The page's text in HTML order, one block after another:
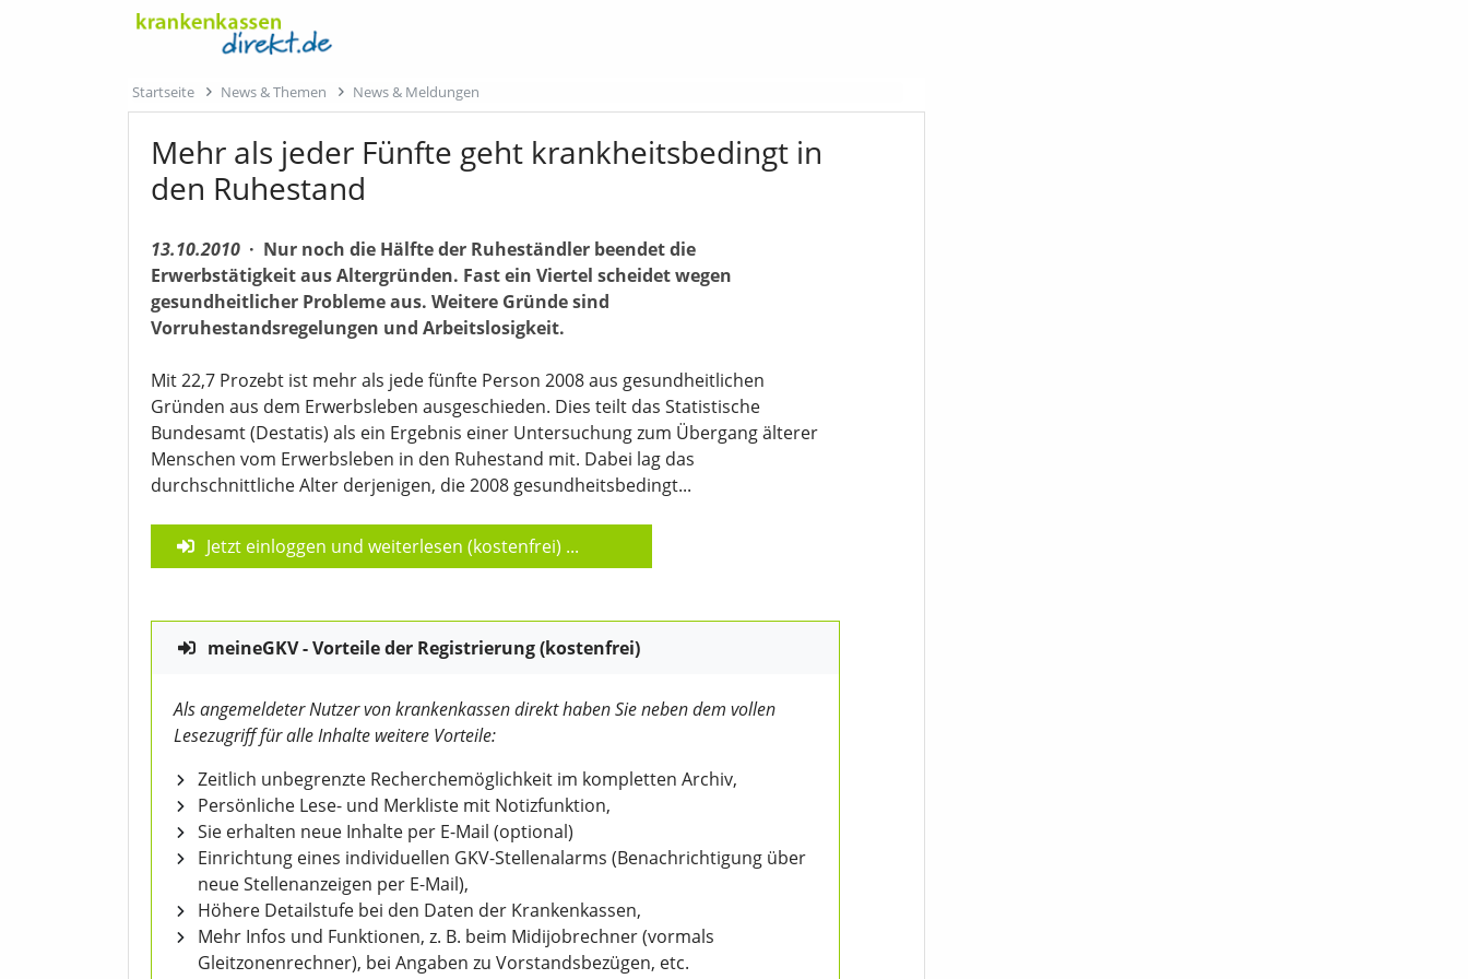
Startseite News & Themen News & Meldungen
Mehr als jeder Fünfte geht krankheitsbedingt in
den Ruhestand
13.10.2010 · Nur noch die Hälfte der Ruheständler beendet die
Erwerbstätigkeit aus Altergründen. Fast ein Viertel scheidet wegen
gesundheitlicher Probleme aus. Weitere Gründe sind
Vorruhestandsregelungen und Arbeitslosigkeit.
Mit 22,7 Prozebt ist mehr als jede fünfte Person 2008 aus gesundheitlichen
Gründen aus dem Erwerbsleben ausgeschieden. Dies teilt das Statistische
Bundesamt (Destatis) als ein Ergebnis einer Untersuchung zum Übergang älterer
Menschen vom Erwerbsleben in den Ruhestand mit. Dabei lag das
durchschnittliche Alter derjenigen, die 2008 gesundheitsbedingt...
Jetzt einloggen und weiterlesen (kostenfrei) ...
meineGKV - Vorteile der Registrierung (kostenfrei)
Als angemeldeter Nutzer von krankenkassen direkt haben Sie neben dem vollen
Lesezugriff für alle Inhalte weitere Vorteile:
Zeitlich unbegrenzte Recherchemöglichkeit im kompletten Archiv,
Persönliche Lese- und Merkliste mit Notizfunktion,
Sie erhalten neue Inhalte per E-Mail (optional)
Einrichtung eines individuellen GKV-Stellenalarms (Benachrichtigung über
neue Stellenanzeigen per E-Mail),
Höhere Detailstufe bei den Daten der Krankenkassen,
Mehr Infos und Funktionen, z. B. beim Midijobrechner (vormals
Gleitzonenrechner), bei Angaben zu Vorstandsbezügen, etc.